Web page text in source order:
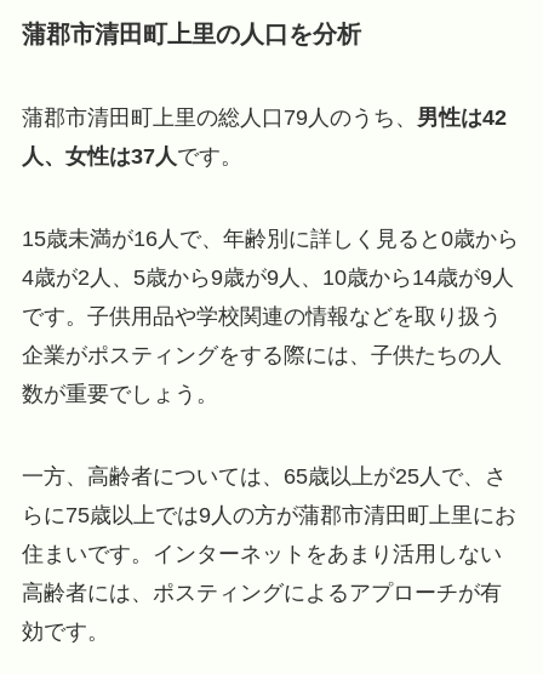
蒲郡市清田町上里の人口を分析
蒲郡市清田町上里の総人口79人のうち、 男性は42
人、女性は37人です。
15歳未満が16人で、年齢別に詳しく見ると0歳から
4歳が2人、5歳から9歳が9人、10歳から14歳が9人
です。子供用品や学校関連の情報などを取り扱う
企業がポスティングをする際には、子供たちの人
数が重要でしょう。
一方、高齢者については、65歳以上が25人で、さ
らに75歳以上では9人の方が蒲郡市清田町上里にお
住まいです。インターネットをあまり活用しない
高齢者には、ポスティングによるアプローチが有
効です。